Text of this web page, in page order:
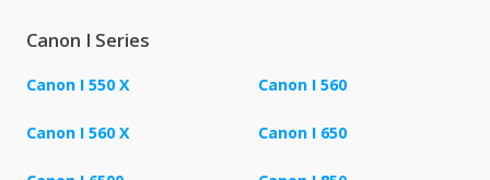
Canon I Series
Canon I 550 X Canon I 560
Canon I 560 X Canon I 650